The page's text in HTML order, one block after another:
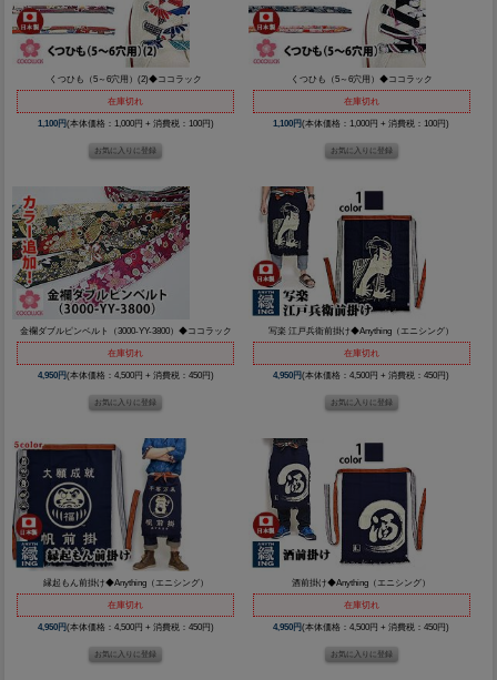
くつひも（5～6穴用）(2)◆ココラック
在庫切れ
1,100円(本体価格：1,000円 + 消費税：100円)
くつひも（5～6穴用）◆ココラック
在庫切れ
1,100円(本体価格：1,000円 + 消費税：100円)
金襴ダブルピンベルト（3000-YY-3800）◆ココラック
在庫切れ
4,950円(本体価格：4,500円 + 消費税：450円)
写楽 江戸兵衛前掛け◆Anything（エニシング）
在庫切れ
4,950円(本体価格：4,500円 + 消費税：450円)
縁起もん前掛け◆Anything（エニシング）
在庫切れ
4,950円(本体価格：4,500円 + 消費税：450円)
酒前掛け◆Anything（エニシング）
在庫切れ
4,950円(本体価格：4,500円 + 消費税：450円)